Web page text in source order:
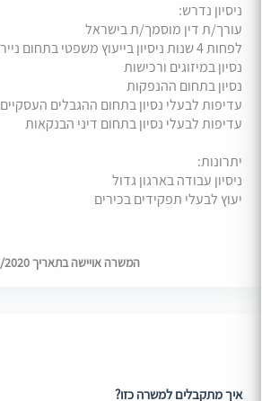
ניסיון נדרש:
עורך/ת דין מוסמך/ת בישראל
לפחות 4 שנות ניסיון בייעוץ משפטי בתחום ניירות ערך וחברות
נסיון במיזוגים ורכישות
נסיון בתחום ההנפקות
עדיפות לבעלי נסיון בתחום ההגבלים העסקיים
עדיפות לבעלי נסיון בתחום דיני הבנקאות
יתרונות:
ניסיון עבודה בארגון גדול
יעוץ לבעלי תפקידים בכירים
המשרה אויישה בתאריך 6/7/2020
איך מתקבלים למשרה כזו?